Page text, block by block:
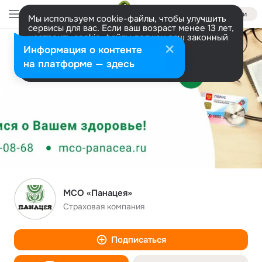
Войти
Мы используем cookie-файлы, чтобы улучшить
сервисы для вас. Если ваш возраст менее 13 лет,
настроить cookie-файлы должен ваш законный
представитель. Больше информации
Разрешить все Настроить
МСО «Панацея»
Страховая компания
Подписаться
Информация о контенте
на платформе — здесь